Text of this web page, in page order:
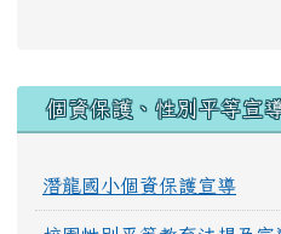
個資保護、性別平等宣
潛龍國小個資保護宣導